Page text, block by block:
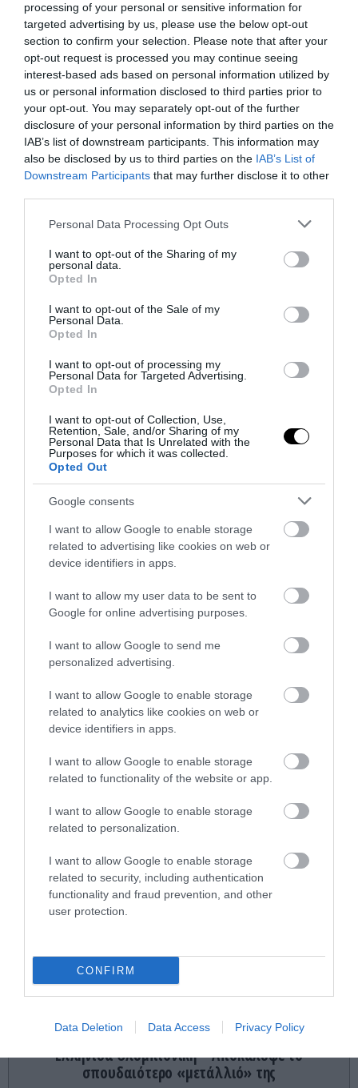
processing of your personal or sensitive information for
targeted advertising by us, please use the below opt-out
section to confirm your selection. Please note that after your
opt-out request is processed you may continue seeing
interest-based ads based on personal information utilized by
us or personal information disclosed to third parties prior to
your opt-out. You may separately opt-out of the further
disclosure of your personal information by third parties on the
IAB’s list of downstream participants. This information may
also be disclosed by us to third parties on the IAB’s List of
Downstream Participants that may further disclose it to other
Please note that this website/app uses one or more Google
not limited to your visit or usage behaviour. You may click to
grant or deny consent to Google and its third-party tags to
use your data for below specified purposes in below Google
consent section.
Personal Data Processing Opt Outs
I want to opt-out of the Sharing of my
personal data.
Opted In
I want to opt-out of the Sale of my
Personal Data.
Opted In
I want to opt-out of processing my
Personal Data for Targeted Advertising.
Opted In
I want to opt-out of Collection, Use,
Retention, Sale, and/or Sharing of my
Personal Data that Is Unrelated with the
Purposes for which it was collected.
Opted Out
Google consents
I want to allow Google to enable storage
related to advertising like cookies on web or
device identifiers in apps.
I want to allow my user data to be sent to
Google for online advertising purposes.
I want to allow Google to send me
personalized advertising.
I want to allow Google to enable storage
related to analytics like cookies on web or
device identifiers in apps.
I want to allow Google to enable storage
related to functionality of the website or app.
I want to allow Google to enable storage
related to personalization.
I want to allow Google to enable storage
related to security, including authentication
functionality and fraud prevention, and other
user protection.
CONFIRM
Data Deletion Data Access Privacy Policy
ΔΙΑΔΩΣΤΕ ΤΟ ΑΡΘΡΟ
ΤΕΛΕΥΤΑΙΕΣ ΕΙΔΗΣΕΙΣ
ΚΟΣΜΟΣ 08:59
Ισπανοί στο Σεν Τροπέ έστησαν παγίδα σε
Βραζιλιάνο και του άρπαξαν πανάκριβο ρολόι
ΔΙΕΘΝΗΣ ΑΣΦΑΛΕΙΑ 08:58
Αμερικανικό drone MQ-9 Reaper συνετρίβη στο
Τζιμπουτί λίγο μετά την απογείωσή του (βίντεο)
Ταράχτηκαν στο Βερολίνο: Drones εμφανίστηκαν
πάνω από στρατιωτική βάση στο Μέχερνιχ –
Γιατί έχει μεγάλη σημασία
ΕΣΩΤΕΡΙΚΗ ΑΣΦΑΛΕΙΑ
Θεσσαλονίκη: Θύμα άγριου ξυλοδαρμού από
τέσσερις Αιγύπτιους έπεσε 19χρονος –
Επιχείρησαν να τον ληστέψουν
ΚΟΣΜΟΣ
χτύπησε μέχρι θανάτου 63χρονο – «Είμαι ο
Ιησούς και σας αγαπώ» φώναζε
περιοδοντίτιδα χωρίς να «πειράζει» τα καλά
Άννα Κορακάκη: Η συγκινητική ανάρτηση από την
Ελληνίδα Ολυμπιονίκη – Αποκάλυψε το
σπουδαιότερο «μετάλλιό» της